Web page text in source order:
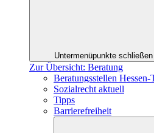
Untermenüpunkte schließen
Zur Übersicht: Beratung
Beratungsstellen Hessen-
Sozialrecht aktuell
Tipps
Barrierefreiheit